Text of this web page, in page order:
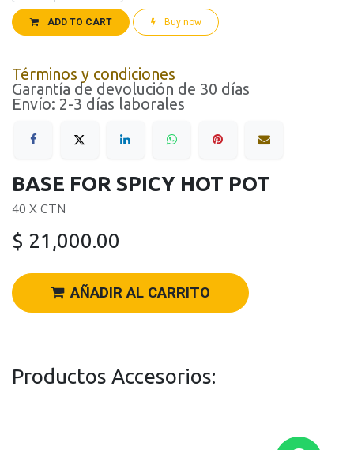
ADD TO CART Buy now
Términos y condiciones
Garantía de devolución de 30 días
Envío: 2-3 días laborales
BASE FOR SPICY HOT POT
40 X CTN
$ 21,000.00
AÑADIR AL CARRITO
Productos Accesorios: